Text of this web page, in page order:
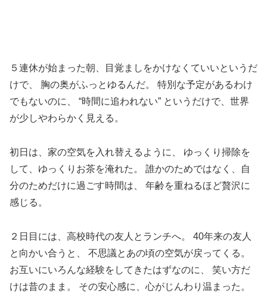
５連休が始まった朝、目覚ましをかけなくていいというだ
けで、 胸の奥がふっとゆるんだ。 特別な予定があるわけ
でもないのに、 “時間に追われない” というだけで、世界
が少しやわらかく見える。
初日は、家の空気を入れ替えるように、 ゆっくり掃除を
して、ゆっくりお茶を淹れた。 誰かのためではなく、自
分のためだけに過ごす時間は、 年齢を重ねるほど贅沢に
感じる。
２日目には、高校時代の友人とランチへ。 40年来の友人
と向かい合うと、 不思議とあの頃の空気が戻ってくる。
お互いにいろんな経験をしてきたはずなのに、 笑い方だ
けは昔のまま。 その安心感に、心がじんわり温まった。